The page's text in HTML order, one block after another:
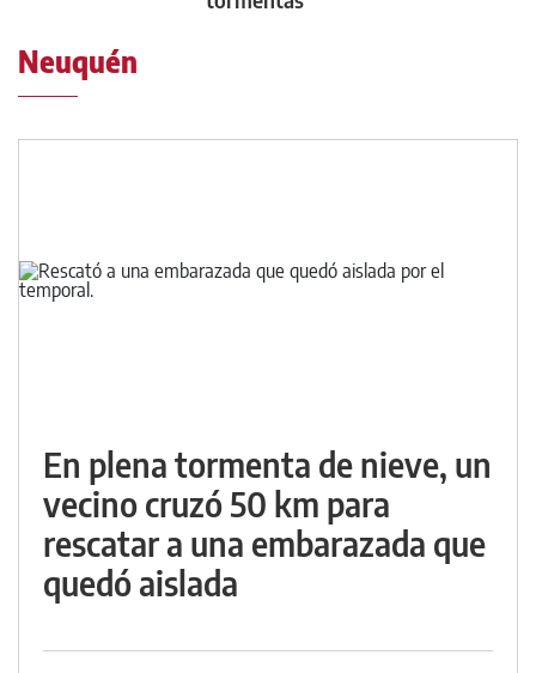
Neuquén
En plena tormenta de nieve, un
vecino cruzó 50 km para
rescatar a una embarazada que
quedó aislada